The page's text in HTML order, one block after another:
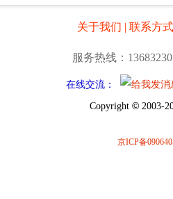
关于我们 | 联系方式
服务热线：
在线交流：
Copyright © 2003-
京ICP备